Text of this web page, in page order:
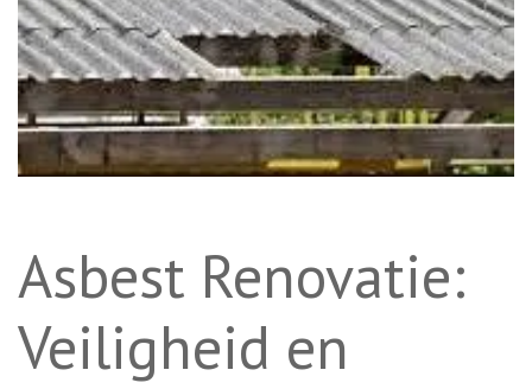
Asbest Renovatie:
Veiligheid en